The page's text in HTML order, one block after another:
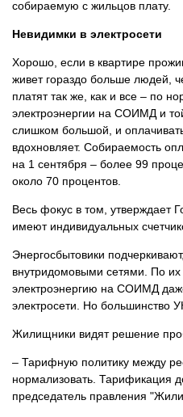
собираемую с жильцов плату.
Невидимки в электросети
Хорошо, если в квартире
живет гораздо больше людей,
платят так же, как и все – по
электроэнергии на СОИМД и
слишком большой, и
вдохновляет. Собираемость
на 1 сентября – более 99
около 70 процентов.
Весь фокус в том, утверждает
имеют индивидуальных
Энергосбытовики
внутридомовыми сетями. По
электроэнергию на СОИМД
электросети. Но большинство
Жилищники видят решение
– Тарифную политику между
нормализовать. Тарификация
председатель правления